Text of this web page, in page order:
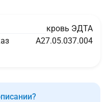
кровь ЭДТА
A27.05.037.004